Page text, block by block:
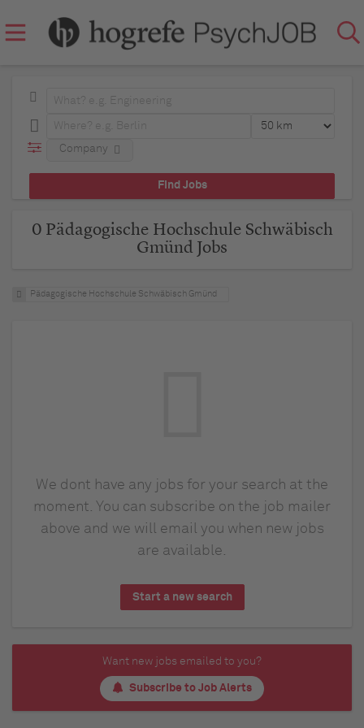
Company
0 Pädagogische Hochschule Schwäbisch
Gmünd Jobs
Pädagogische Hochschule Schwäbisch Gmünd
We dont have any jobs for your search at the
moment. You can subscribe on the job mailer
above and we will email you when new jobs
are available.
Start a new search
Want new jobs emailed to you?
Subscribe to Job Alerts